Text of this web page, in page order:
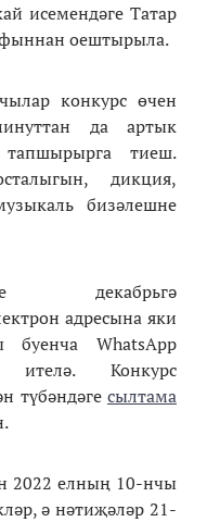
исемендәге Татар
оештырыла.
конкурс өчен
да артык
тапшырырга тиеш.
дикция,
бизәлешне
декабрьгә
адресына яки
буенча WhatsApp
ителә. Конкурс
түбәндәге сылтама
2022 елның 10-нчы
ә нәтиҗәләр 21-